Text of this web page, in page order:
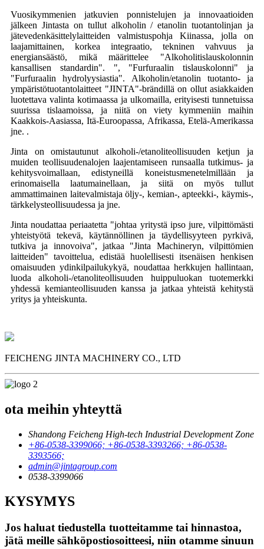
Vuosikymmenien jatkuvien ponnistelujen ja innovaatioiden
jälkeen Jintasta on tullut alkoholin / etanolin tuotantolinjan ja
jätevedenkäsittelylaitteiden valmistuspohja Kiinassa, jolla on
laajamittainen, korkea integraatio, tekninen vahvuus ja
energiansäästö, mikä määrittelee "Alkoholitislauskolonnin
kansallisen standardin". ", "Furfuraalin tislauskolonni" ja
"Furfuraalin hydrolyysiastia". Alkoholin/etanolin tuotanto- ja
ympäristötuotantolaitteet "JINTA"-brändillä on ollut asiakkaiden
luotettava valinta kotimaassa ja ulkomailla, erityisesti tunnetuissa
suurissa tislaamoissa, ja niitä on viety kymmeniin maihin
Kaakkois-Aasiassa, Itä-Euroopassa, Afrikassa, Etelä-Amerikassa
jne. .
Jinta on omistautunut alkoholi-/etanoliteollisuuden ketjun ja
muiden teollisuudenalojen laajentamiseen runsaalla tutkimus- ja
kehitysvoimallaan, edistyneillä koneistusmenetelmillään ja
erinomaisella laatumainellaan, ja siitä on myös tullut
ammattimainen laitevalmistaja öljy-, kemian-, apteekki-, käymis-,
tärkkelysteollisuudessa ja jne.
Jinta noudattaa periaatetta "johtaa yritystä ipso jure, vilpittömästi
yhteistyötä tekevä, käytännöllinen ja täydellisyyteen pyrkivä,
tutkiva ja innovoiva", jatkaa "Jinta Machineryn, vilpittömien
laitteiden" tavoittelua, edistää huolellisesti itsenäisen henkisen
omaisuuden ydinkilpailukykyä, noudattaa herkkujen hallintaan,
luoda alkoholi-/etanoliteollisuuden huippuluokan tuotemerkki
yhdessä kemianteollisuuden kanssa ja jatkaa yhteistä kehitystä
yritys ja yhteiskunta.
FEICHENG JINTA MACHINERY CO., LTD
ota meihin yhteyttä
Shandong Feicheng High-tech Industrial Development Zone
+86-0538-3399066; +86-0538-3393266; +86-0538-
3393566;
admin@jintagroup.com
0538-3399066
KYSYMYS
Jos haluat tiedustella tuotteitamme tai hinnastoa,
jätä meille sähköpostiosoitteesi, niin otamme sinuun